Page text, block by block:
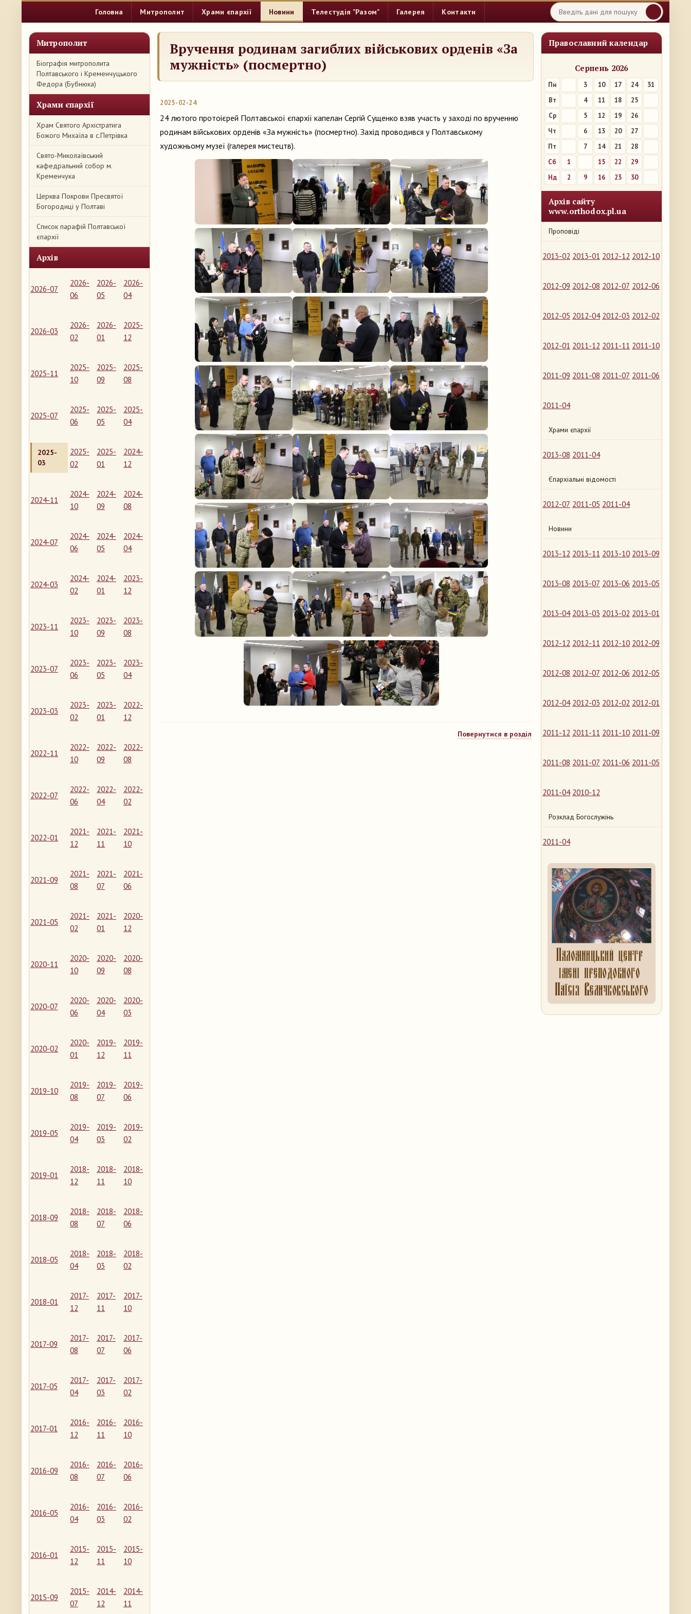
Головна Митрополит Храми єпархії Новини Телестудія "Разом" Галерея Контакти
Митрополит
Біографія митрополита
Полтавського і Кременчуцького
Федора (Бубнюка)
Храми єпархії
Храм Святого Архістратига
Божого Михаїла в с.Петрівка
Свято-Миколаївський
кафедральний собор м.
Кременчука
Церква Покрови Пресвятої
Богородиці у Полтаві
Список парафій Полтавської
єпархії
Архів
2026-07
2026-
06
2026-
05
2026-
04
2026-03
2026-
02
2026-
01
2025-
12
2025-11
2025-
10
2025-
09
2025-
08
2025-07
2025-
06
2025-
05
2025-
04
2025-
03
2025-
02
2025-
01
2024-
12
2024-11
2024-
10
2024-
09
2024-
08
2024-07
2024-
06
2024-
05
2024-
04
2024-03
2024-
02
2024-
01
2023-
12
2023-11
2023-
10
2023-
09
2023-
08
2023-07
2023-
06
2023-
05
2023-
04
2023-03
2023-
02
2023-
01
2022-
12
2022-11
2022-
10
2022-
09
2022-
08
2022-07
2022-
06
2022-
04
2022-
02
2022-01
2021-
12
2021-
11
2021-
10
2021-09
2021-
08
2021-
07
2021-
06
2021-05
2021-
02
2021-
01
2020-
12
2020-11
2020-
10
2020-
09
2020-
08
2020-07
2020-
06
2020-
04
2020-
03
2020-02
2020-
01
2019-
12
2019-
11
2019-10
2019-
08
2019-
07
2019-
06
2019-05
2019-
04
2019-
03
2019-
02
2019-01
2018-
12
2018-
11
2018-
10
2018-09
2018-
08
2018-
07
2018-
06
2018-05
2018-
04
2018-
03
2018-
02
2018-01
2017-
12
2017-
11
2017-
10
2017-09
2017-
08
2017-
07
2017-
06
2017-05
2017-
04
2017-
03
2017-
02
2017-01
2016-
12
2016-
11
2016-
10
2016-09
2016-
08
2016-
07
2016-
06
2016-05
2016-
04
2016-
03
2016-
02
2016-01
2015-
12
2015-
11
2015-
10
2015-09
2015-
07
2014-
12
2014-
11
Православний календар
Серпень 2026
Пн 3 10 17 24
31
Вт
4 11 18
25
Ср
5 12 19
26
Чт
6 13 20
27
Пт
7 14 21
28
Сб
1 15 22
29
Нд
2 9 16 23 30
Архів сайту
www.orthodox.pl.ua
Проповіді
2013-02 2013-01 2012-12 2012-10
2012-09 2012-08 2012-07 2012-06
2012-05 2012-04 2012-03 2012-02
2012-01 2011-12 2011-11 2011-10
2011-09 2011-08 2011-07 2011-06
2011-04
Храми єпархії
2013-08 2011-04
Єпархіальні відомості
2012-07 2011-05 2011-04
Новини
2013-12 2013-11 2013-10 2013-09
2013-08 2013-07 2013-06 2013-05
2013-04 2013-03 2013-02 2013-01
2012-12 2012-11 2012-10 2012-09
2012-08 2012-07 2012-06 2012-05
2012-04 2012-03 2012-02 2012-01
2011-12 2011-11 2011-10 2011-09
2011-08 2011-07 2011-06 2011-05
2011-04 2010-12
Розклад Богослужінь
2011-04
Вручення родинам загиблих військових орденів «За
мужність» (посмертно)
2025-02-24
24 лютого протоієрей Полтавської єпархії капелан Сергій Сущенко взяв участь у заході по врученню
родинам військових орденів «За мужність» (посмертно). Захід проводився у Полтавському
художньому музеї (галерея мистецтв).
Повернутися в розділ